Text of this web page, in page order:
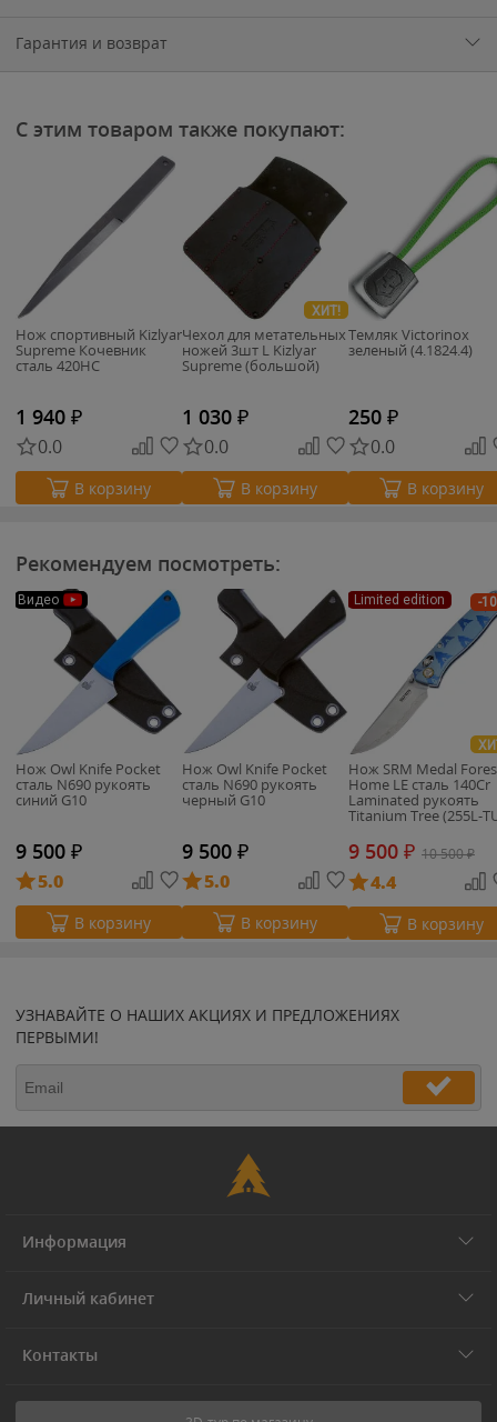
Гарантия и возврат
С этим товаром также покупают:
Нож спортивный Kizlyar
Supreme Кочевник
сталь 420HC
1 940 ₽
0.0
В корзину
ХИТ!
Чехол для метательных
ножей 3шт L Kizlyar
Supreme (большой)
1 030 ₽
0.0
В корзину
Темляк Victorinox
зеленый (4.1824.4)
250 ₽
0.0
В корзину
Рекомендуем посмотреть:
Видео
Нож Owl Knife Pocket
сталь N690 рукоять
синий G10
9 500 ₽
5.0
В корзину
Нож Owl Knife Pocket
сталь N690 рукоять
черный G10
9 500 ₽
5.0
В корзину
Limited edition -
Нож SRM Medal
Home LE сталь 140Cr
Laminated рукоять
Titanium Tree (255L-
9 500 ₽ 10 500₽
4.4
В корзину
УЗНАВАЙТЕ О НАШИХ АКЦИЯХ И ПРЕДЛОЖЕНИЯХ
ПЕРВЫМИ!
Информация
Личный кабинет
Контакты